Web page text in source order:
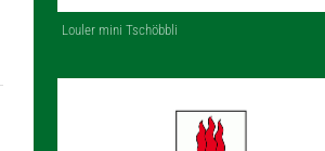
Louler mini Tschöbbli